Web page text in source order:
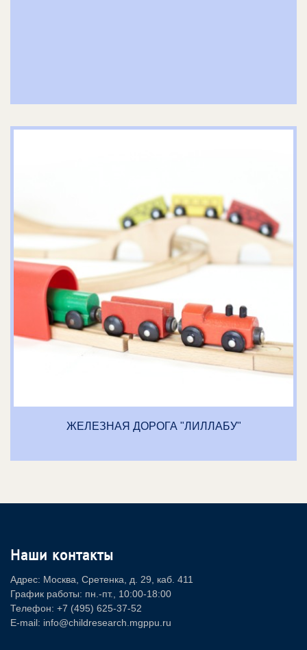
ЖЕЛЕЗНАЯ ДОРОГА "ЛИЛЛАБУ"
Наши контакты
Адрес: Москва, Сретенка, д. 29, каб. 411
График работы: пн.-пт., 10:00-18:00
Телефон: +7 (495) 625-37-52
E-mail: info@childresearch.mgppu.ru